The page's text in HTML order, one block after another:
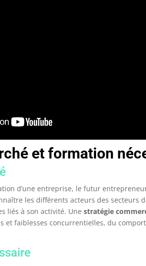
et formation
d’une entreprise, le futur
les différents acteurs des secteurs
liés à son activité. Unestratégie
et faiblesses concurrentielles, du